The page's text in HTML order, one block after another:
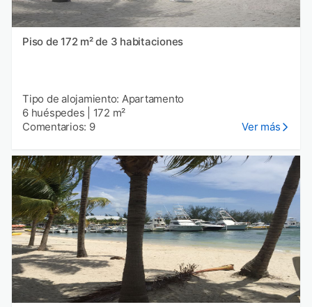
Piso de 172 m² de 3 habitaciones
Tipo de alojamiento: Apartamento
6 huéspedes
172 m²
Comentarios: 9
Ver más